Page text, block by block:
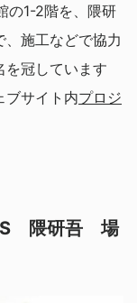
の1-2階を、隈研
施工などで協力
を冠しています
ブサイト内プロジ
隈研吾 場